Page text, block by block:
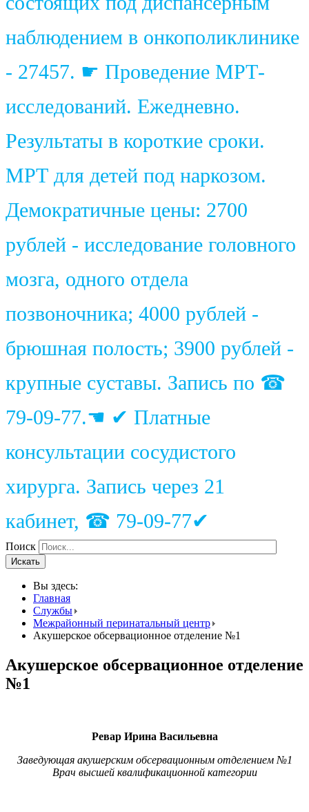
наблюдением в онкополиклинике
- 27457. ☛ Проведение МРТ-
исследований. Ежедневно.
Результаты в короткие сроки.
МРТ для детей под наркозом.
Демократичные цены: 2700
рублей - исследование головного
мозга, одного отдела
позвоночника; 4000 рублей -
брюшная полость; 3900 рублей -
крупные суставы. Запись по ☎
79-09-77.☚ ✔ Платные
консультации сосудистого
хирурга. Запись через 21
кабинет, ☎ 79-09-77✔
Поиск
Искать
Вы здесь:
Главная
Службы
Межрайонный перинатальный центр
Акушерское обсервационное отделение №1
Акушерское обсервационное отделение
№1
Ревар Ирина Васильевна
Заведующая акушерским обсервационным отделением №1
Врач высшей квалификационной категории